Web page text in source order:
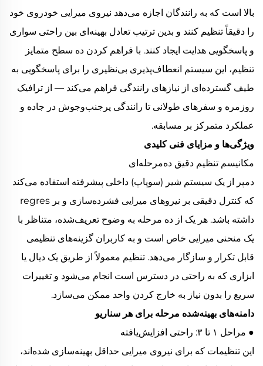
بالا است که به رانندگان اجازه می‌دهد نیروی میرایی خودروی خود
را دقیقاً تنظیم کنند و بدین ترتیب تعادل بهینه‌ای بین راحتی سواری
و پاسخگویی هدایت ایجاد کنند. با فراهم کردن ده سطح متمایز
تنظیم، این سیستم انعطاف‌پذیری بی‌نظیری را برای پاسخگویی به
طیف گسترده‌ای از نیازهای رانندگی فراهم می‌کند — از ترافیک
روزمره و سفرهای طولانی تا رانندگی پرجنب‌وجوش در جاده و
عملکرد متمرکز بر مسابقه.
ویژگی‌ها و مزایای فنی کلیدی
مکانیسم تنظیم دقیق ده‌مرحله‌ای
دمپر از یک سیستم شیر (سوپاپ) داخلی پیشرفته استفاده می‌کند
که کنترل دقیقی بر نیروهای میرایی فشرده‌سازی و بر regres
داشته باشد. هر یک از ده مرحله به وضوح تعریف‌شده، متناظر با
یک منحنی میرایی خاص است و به کاربران گزینه‌های تنظیمی
قابل تکرار و سازگار می‌دهد. تنظیم معمولاً از طریق یک دیال یا
ابزاری که به راحتی در دسترس است انجام می‌شود و تغییرات
سریع را بدون نیاز به خارج کردن واحد ممکن می‌سازد.
دامنه‌های بهینه‌شده مرحله برای هر سناریو
● مراحل ۱ تا ۳: راحتی افزایش‌یافته
این تنظیمات که برای نیروی میرایی حداقل بهینه‌سازی شده‌اند،